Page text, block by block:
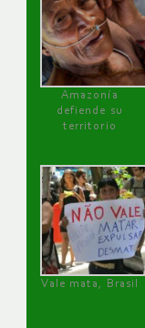
Amazonía
defiende su
territorio
Vale mata, Brasil